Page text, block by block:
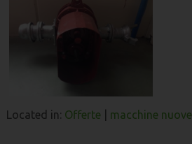
Located in: Offerte macchine nuove